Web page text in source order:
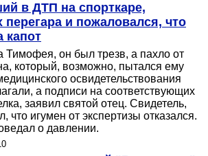
в ДТП на спорткаре,
перегара и пожаловался, что
капот
Тимофея, он был трезв, а пахло от
который, возможно, пытался ему
освидетельствования
а подписи на соответствующих
заявил святой отец. Свидетель,
что игумен от экспертизы отказался.
о давлении.